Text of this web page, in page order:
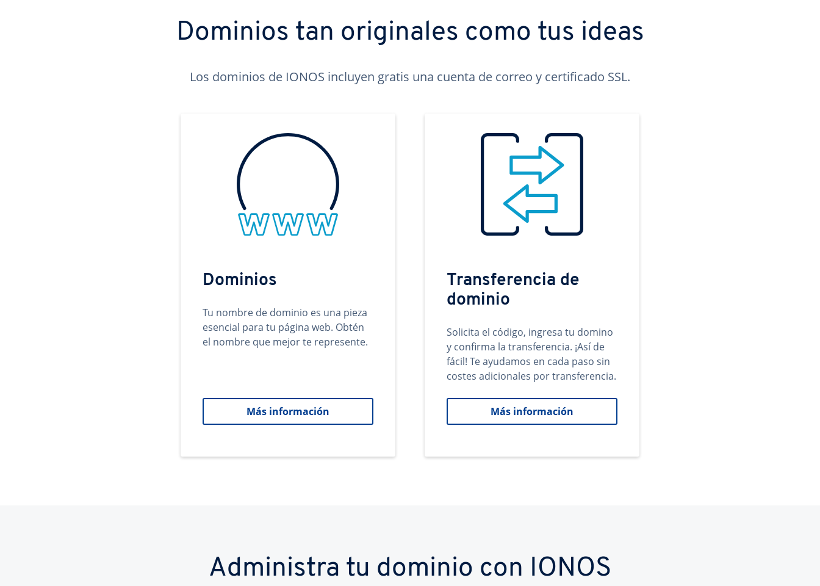
Dominios tan originales como tus ideas
Los dominios de IONOS incluyen gratis una cuenta de correo y certificado SSL.
Dominios
Tu nombre de dominio es una pieza
esencial para tu página web. Obtén
el nombre que mejor te represente.
Más información
Transferencia de
dominio
Solicita el código, ingresa tu domino
y confirma la transferencia. ¡Así de
fácil! Te ayudamos en cada paso sin
costes adicionales por transferencia.
Más información
Administra tu dominio con IONOS